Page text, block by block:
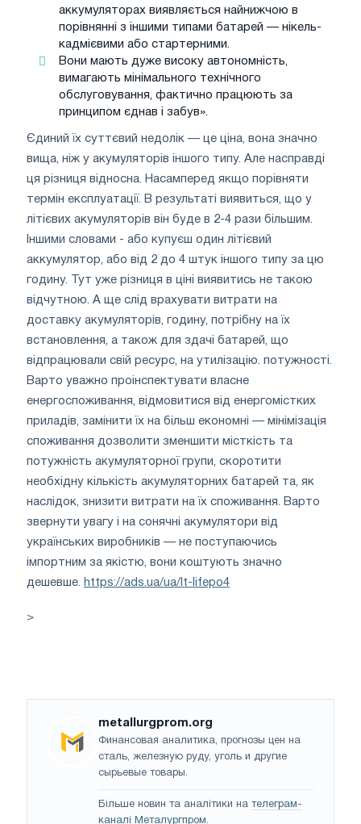
аккумуляторах виявляється найнижчою в
порівнянні з іншими типами батарей — нікель-
кадмієвими або стартерними.
Вони мають дуже високу автономність,
вимагають мінімального технічного
обслуговування, фактично працюють за
принципом єднав і забув».
Єдиний їх суттєвий недолік — це ціна, вона значно
вища, ніж у акумуляторів іншого типу. Але насправді
ця різниця відносна. Насамперед якщо порівняти
термін експлуатації. В результаті виявиться, що у
літієвих акумуляторів він буде в 2-4 рази більшим.
Іншими словами - або купуєш один літієвий
аккумулятор, або від 2 до 4 штук іншого типу за цю
годину. Тут уже різниця в ціні виявитись не такою
відчутною. А ще слід врахувати витрати на
доставку акумуляторів, годину, потрібну на їх
встановлення, а також для здачі батарей, що
відпрацювали свій ресурс, на утилізацію. потужності.
Варто уважно проінспектувати власне
енергоспоживання, відмовитися від енергомістких
приладів, замінити їх на більш економні — мінімізація
споживання дозволити зменшити місткість та
потужність акумуляторної групи, скоротити
необхідну кількість акумуляторних батарей та, як
наслідок, знизити витрати на їх споживання. Варто
звернути увагу і на сонячні акумулятори від
українських виробників — не поступаючись
імпортним за якістю, вони коштують значно
дешевше.
https://ads.ua/ua/lt-lifepo4
>
metallurgprom.org
Финансовая аналитика, прогнозы цен на
сталь, железную руду, уголь и другие
сырьевые товары.
Більше новин та аналітики на телеграм-
каналі Металургпром.